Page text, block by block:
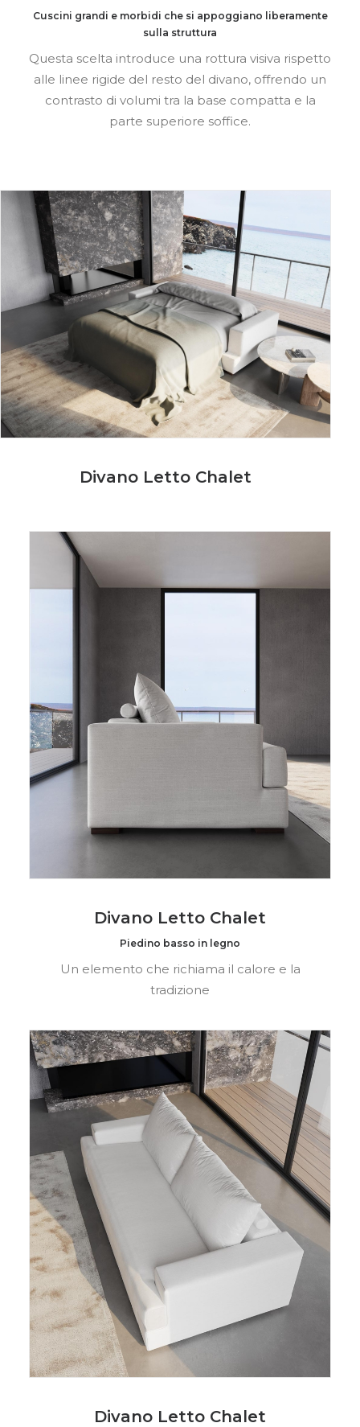
Cuscini grandi e morbidi che si appoggiano liberamente
sulla struttura
Questa scelta introduce una rottura visiva rispetto
alle linee rigide del resto del divano, offrendo un
contrasto di volumi tra la base compatta e la
parte superiore soffice.
Divano Letto Chalet
Divano Letto Chalet
Piedino basso in legno
Un elemento che richiama il calore e la
tradizione
Divano Letto Chalet